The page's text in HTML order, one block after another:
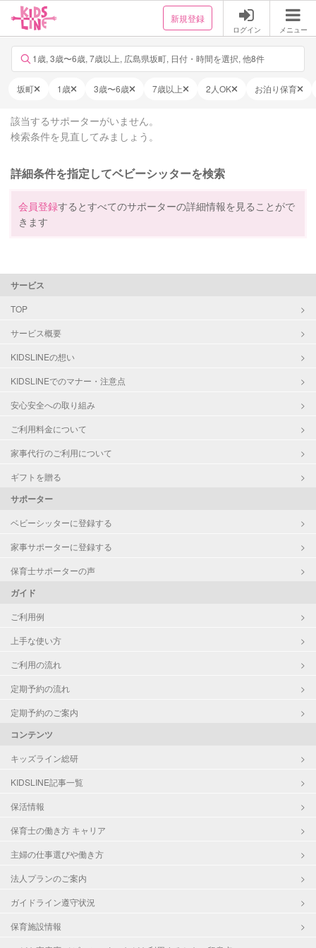
新規登録
ログイン メニュー
1歳, 3歳〜6歳, 7歳以上, 広島県坂町, 日付・時間を選択, 他8件
坂町 1歳 3歳〜6歳 7歳以上 2人OK お泊り保育
該当するサポーターがいません。
検索条件を見直してみましょう。
詳細条件を指定してベビーシッターを検索
会員登録するとすべてのサポーターの詳細情報を見ることがで
きます
サービス
TOP
サービス概要
KIDSLINEの想い
KIDSLINEでのマナー・注意点
安心安全への取り組み
ご利用料金について
家事代行のご利用について
ギフトを贈る
サポーター
ベビーシッターに登録する
家事サポーターに登録する
保育士サポーターの声
ガイド
ご利用例
上手な使い方
ご利用の流れ
定期予約の流れ
定期予約のご案内
コンテンツ
キッズライン総研
KIDSLINE記事一覧
保活情報
保育士の働き方 キャリア
主婦の仕事選びや働き方
法人プランのご案内
ガイドライン遵守状況
保育施設情報